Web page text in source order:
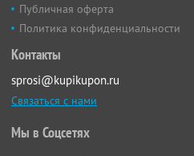
Публичная оферта
Политика конфиденциальности
Контакты
sprosi@kupikupon.ru
Связаться с нами
Мы в Соцсетях